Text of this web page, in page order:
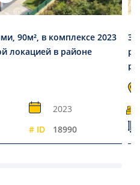
90м², в комплексе 2023
локацией в районе
2023
# ID 18990